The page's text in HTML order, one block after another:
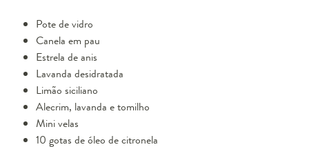
Pote de vidro
Canela em pau
Estrela de anis
Lavanda desidratada
Limão siciliano
Alecrim, lavanda e tomilho
Mini velas
10 gotas de óleo de citronela